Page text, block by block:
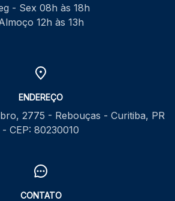
- Sex 08h às 18h
12h às 13h
ENDEREÇO
2775 - Rebouças - Curitiba, PR
- CEP: 80230010
CONTATO